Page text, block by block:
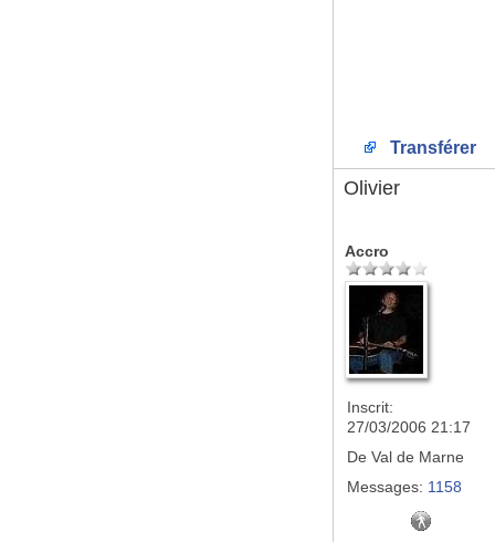
Transférer
Olivier
Accro
Inscrit:
27/03/2006 21:17
De Val de Marne
Messages: 1158